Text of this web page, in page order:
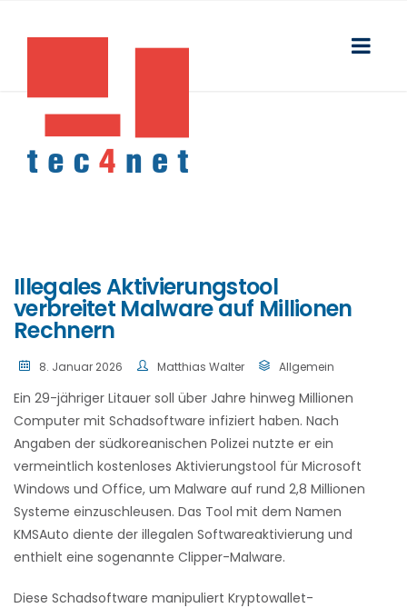
Illegales Aktivierungstool
verbreitet Malware auf Millionen
Rechnern
8. Januar 2026 Matthias Walter Allgemein
Ein 29-jähriger Litauer soll über Jahre hinweg Millionen
Computer mit Schadsoftware infiziert haben. Nach
Angaben der südkoreanischen Polizei nutzte er ein
vermeintlich kostenloses Aktivierungstool für Microsoft
Windows und Office, um Malware auf rund 2,8 Millionen
Systeme einzuschleusen. Das Tool mit dem Namen
KMSAuto diente der illegalen Softwareaktivierung und
enthielt eine sogenannte Clipper-Malware.
Diese Schadsoftware manipuliert Kryptowallet-